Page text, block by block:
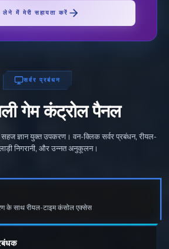
लेने में मेरी सहायता करें
सर्वर प्रबंधन
गेम कंट्रोल पैनल
ज्ञान युक्त उपकरण। वन-क्लिक सर्वर प्रबंधन, रीयल-
निगरानी, और उन्नत अनुकूलन।
के साथ रीयल-टाइम कंसोल एक्सेस